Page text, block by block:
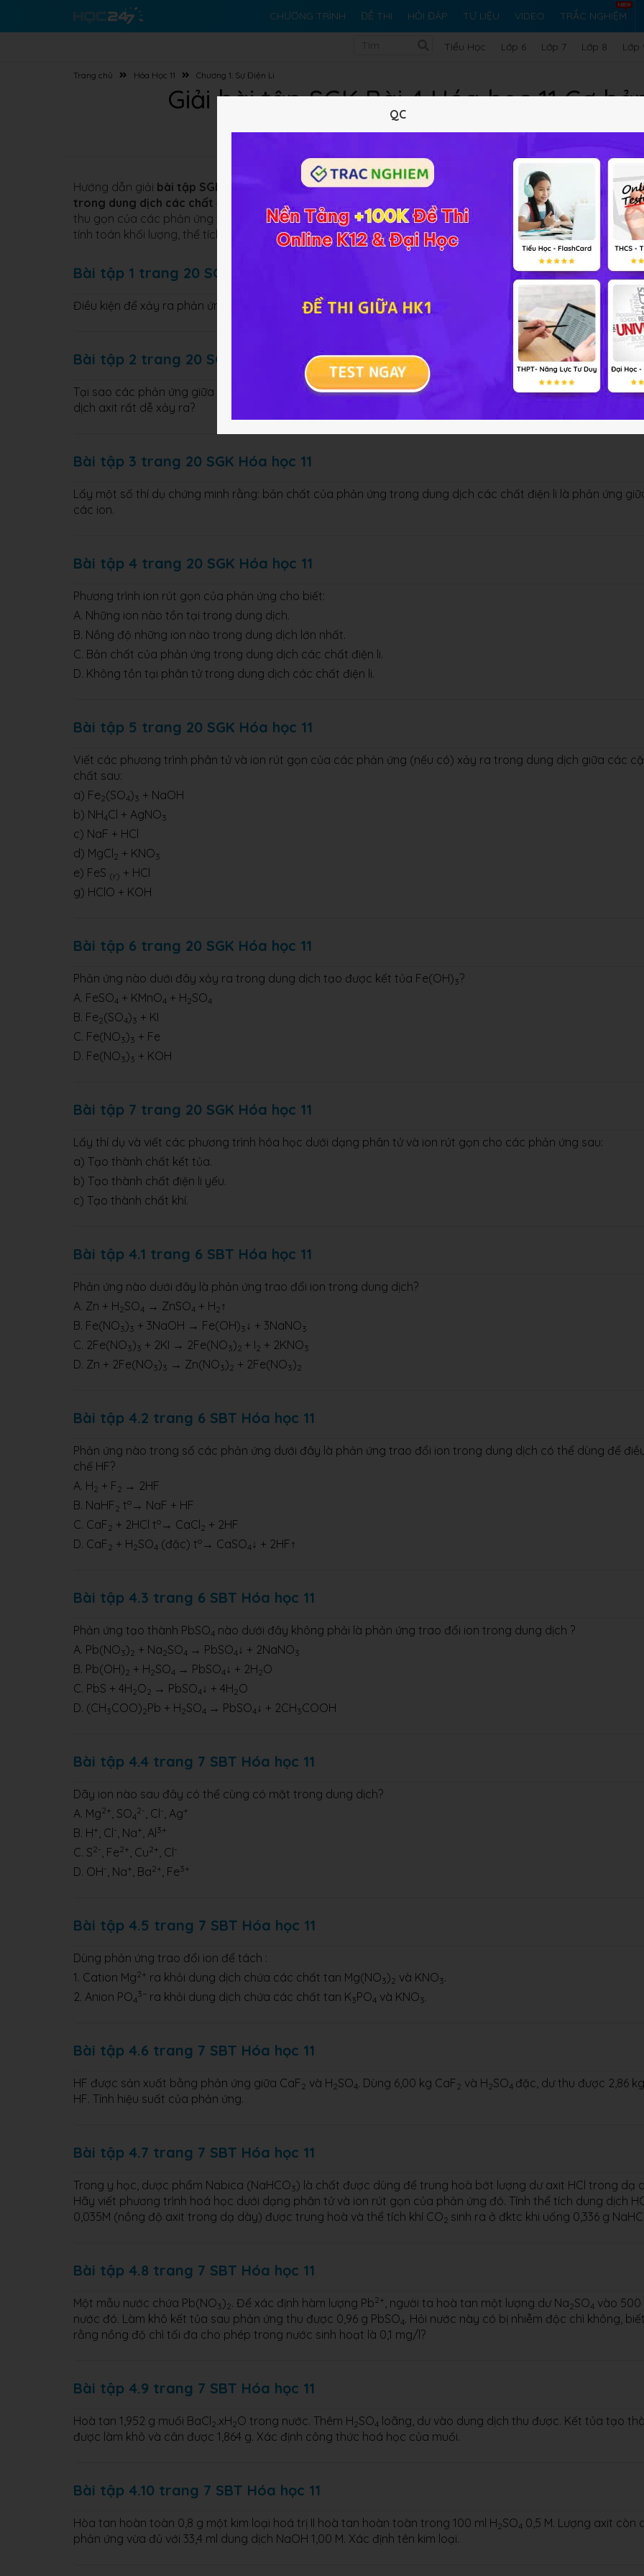
CHƯƠNG TRÌNH ĐỀ THI HỎI ĐÁP TƯ LIỆU VIDEO TRẮC NGHIỆM
Tiểu Học Lớp 6 Lớp 7 Lớp 8 Lớp
Trang chủ Hóa Học 11 Chương 1: Sự Điện Li
Giải bài tập SGK Bài 4 Hóa học 11 Cơ
Hướng dẫn giải bài tập SGK Cơ bản và sách Nâng cao chương trình
Phản ứng trao đổi ion
trong dung dịch các chất điện li
giúp các em học sinh viết được phương trình ion đầy đủ và phương trình
thu gọn của các phản ứng xảy ra trong dung dịch chất điện li. Vận dụng vào giải các bài toán liên quan đến
tính toán khối lượng, thể tích…các sản phẩm thu được, tính nồng độ mol các ion thu được sau phản ứng.
Bài tập 1 trang 20 SGK Hóa học 11
Điều kiện để xảy ra phản ứng trao đổi ion trong dung dịch các chất điện li là gì? Lấy các thí dụ minh hoạ.
Bài tập 2 trang 20 SGK Hóa học 11
Tại sao các phản ứng giữa dung dịch axit và hiđroxit có tính bazơ và phản ứng giữa muối cacbonat và dung
dịch axit rất dễ xảy ra?
Bài tập 3 trang 20 SGK Hóa học 11
Lấy một số thí dụ chứng minh rằng: bản chất của phản ứng trong dung dịch các chất điện li là phản ứng
các ion.
Bài tập 4 trang 20 SGK Hóa học 11
Phương trình ion rút gọn của phản ứng cho biết:
A. Những ion nào tồn tại trong dung dịch.
B. Nồng độ những ion nào trong dung dịch lớn nhất.
C. Bản chất của phản ứng trong dung dịch các chất điện li.
D. Không tồn tại phân tử trong dung dịch các chất điện li.
Bài tập 5 trang 20 SGK Hóa học 11
Viết các phương trình phân tử và ion rút gọn của các phản ứng (nếu có) xảy ra trong dung dịch giữa các
chất sau:
a) Fe2(SO4)3 + NaOH
b) NH4Cl + AgNO3
c) NaF + HCl
d) MgCl 2 + KNO3
e) FeS (r) + HCl
g) HClO + KOH
Bài tập 6 trang 20 SGK Hóa học 11
Phản ứng nào dưới đây xảy ra trong dung dịch tạo được kết tủa Fe(OH)3?
A. FeSO4 + KMnO4 + H2SO4
B. Fe2(SO4)3 + KI
C. Fe(NO3)3 + Fe
D. Fe(NO3)3 + KOH
Bài tập 7 trang 20 SGK Hóa học 11
Lấy thí dụ và viết các phương trình hóa học dưới dạng phân tử và ion rút gọn cho các phản ứng sau:
a) Tạo thành chất kết tủa.
b) Tạo thành chất điện li yếu.
c) Tạo thành chất khí.
Bài tập 4.1 trang 6 SBT Hóa học 11
Phản ứng nào dưới đây là phản ứng trao đổi ion trong dung dịch?
A. Zn + H2SO4 → ZnSO4 + H2 ↑
B. Fe(NO3)3 + 3NaOH → Fe(OH)3 ↓ + 3NaNO3
C. 2Fe(NO3)3 + 2KI → 2Fe(NO3)2 + I2 + 2KNO3
D. Zn + 2Fe(NO3)3 → Zn(NO3)2 + 2Fe(NO3)2
Bài tập 4.2 trang 6 SBT Hóa học 11
Phản ứng nào trong số các phản ứng dưới đây là phản ứng trao đổi ion trong dung dịch có thể dùng để
chế HF?
A. H2 + F2 → 2HF
B. NaHF2 to → NaF + HF
C. CaF2 + 2HCl to → CaCl 2 + 2HF
D. CaF2 + H2SO4 (đặc) to → CaSO4↓ + 2HF↑
Bài tập 4.3 trang 6 SBT Hóa học 11
Phản ứng tạo thành PbSO4 nào dưới đây không phải là phản ứng trao đổi ion trong dung dịch ?
A. Pb(NO3)2 + Na2SO4 → PbSO4↓ + 2NaNO3
B. Pb(OH)2 + H2SO4 → PbSO4↓ + 2H2O
C. PbS + 4H2O2 → PbSO4↓ + 4H2O
D. (CH3COO)2Pb + H2SO4 → PbSO4↓ + 2CH3COOH
Bài tập 4.4 trang 7 SBT Hóa học 11
Dãy ion nào sau đây có thể cùng có mặt trong dung dịch?
A. Mg2+, SO4
2-, Cl -, Ag+
B. H+, Cl -, Na+, Al 3+
C. S2-, Fe2+, Cu2+, Cl -
D. OH-, Na+, Ba2+, Fe3+
Bài tập 4.5 trang 7 SBT Hóa học 11
Dùng phản ứng trao đổi ion để tách :
1. Cation Mg2+ ra khỏi dung dịch chứa các chất tan Mg(NO3)2 và KNO3.
2. Anion PO4
3− ra khỏi dung dịch chứa các chất tan K3PO4 và KNO3.
Bài tập 4.6 trang 7 SBT Hóa học 11
HF được sản xuất bằng phản ứng giữa CaF2 và H2SO4. Dùng 6,00 kg CaF2 và H2SO4 đặc, dư thu được 2,86 kg
HF. Tính hiệu suất của phản ứng.
Bài tập 4.7 trang 7 SBT Hóa học 11
Trong y học, dược phẩm Nabica (NaHCO3) là chất được dùng để trung hoà bớt lượng dư axit HCl trong dạ
Hãy viết phương trình hoá học dưới dạng phân tử và ion rút gọn của phản ứng đó. Tính thể tích dung dịch
0,035M (nồng độ axit trong dạ dày) được trung hoà và thể tích khí CO2 sinh ra ở đktc khi uống 0,336 g
Bài tập 4.8 trang 7 SBT Hóa học 11
Một mẫu nước chứa Pb(NO3)2. Để xác định hàm lượng Pb2+, người ta hoà tan một lượng dư Na2SO4 vào 500
nước đó. Làm khô kết tủa sau phản ứng thu được 0,96 g PbSO4. Hỏi nước này có bị nhiễm độc chì không,
rằng nồng độ chì tối đa cho phép trong nước sinh hoạt là 0,1 mg/l?
Bài tập 4.9 trang 7 SBT Hóa học 11
Hoà tan 1,952 g muối BaCl 2.xH2O trong nước. Thêm H2SO4 loãng, dư vào dung dịch thu được. Kết tủa tạo
được làm khô và cân được 1,864 g. Xác định công thức hoá học của muối.
Bài tập 4.10 trang 7 SBT Hóa học 11
Hòa tan hoàn toàn 0,8 g một kim loại hoá trị II hoà tan hoàn toàn trong 100 ml H2SO4 0,5 M. Lượng axit còn
phản ứng vừa đủ với 33,4 ml dung dịch NaOH 1,00 M. Xác định tên kim loại.
QC